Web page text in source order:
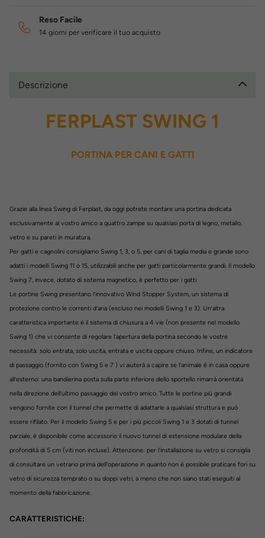
Reso Facile
14 giorni per verificare il tuo acquisto
Descrizione
FERPLAST SWING 1
PORTINA PER CANI E GATTI
Grazie alla linea Swing di Ferplast, da oggi potrete montare una portina dedicata
esclusivamente al vostro amico a quattro zampe su qualsiasi porta di legno, metallo,
vetro e su pareti in muratura.
Per gatti e cagnolini consigliamo Swing 1, 3, o 5, per cani di taglia media e grande sono
adatti i modelli Swing 11 o 15, utilizzabili anche per gatti particolarmente grandi. Il modello
Swing 7, invece, dotato di sistema magnetico, è perfetto per i gatti.
Le portine Swing presentano l’innovativo Wind Stopper System, un sistema di
protezione contro le correnti d’aria (escluso nei modelli Swing 1 e 3). Un’altra
caratteristica importante è il sistema di chiusura a 4 vie (non presente nel modello
Swing 1) che vi consente di regolare l’apertura della portina secondo le vostre
necessità: solo entrata, solo uscita, entrata e uscita oppure chiuso. Infine, un indicatore
di passaggio (fornito con Swing 5 e 7 ) vi aiuterà a capire se l’animale è in casa oppure
all’esterno: una bandierina posta sulla parte inferiore dello sportello rimarrà orientata
nella direzione dell’ultimo passaggio del vostro amico. Tutte le portine più grandi
vengono fornite con il tunnel che permette di adattarle a qualsiasi struttura e può
essere rifilato. Per il modello Swing 5 e per i più piccoli Swing 1 e 3 dotati di tunnel
parziale, è disponibile come accessorio il nuovo tunnel di estensione modulare della
profondità di 5 cm (viti non incluse). Attenzione: per l'installazione su vetro si consiglia
di consultare un vetrario prima dell'operazione in quanto non è possibile praticare fori su
vetro di sicurezza temprato o su doppi vetri, a meno che non siano stati eseguiti al
momento della fabbricazione.
CARATTERISTICHE: